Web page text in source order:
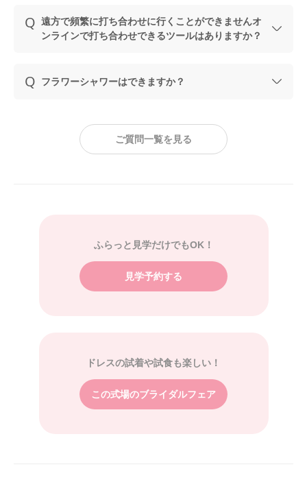
遠方で頻繁に打ち合わせに行くことができませんオ
ンラインで打ち合わせできるツールはありますか？
フラワーシャワーはできますか？
ご質問一覧を見る
ふらっと見学だけでもOK！
見学予約する
ドレスの試着や試食も楽しい！
この式場のブライダルフェア